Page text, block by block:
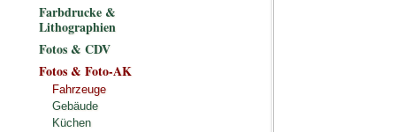
Farbdrucke &
Lithographien
Fotos & CDV
Fotos & Foto-AK
Fahrzeuge
Gebäude
Küchen